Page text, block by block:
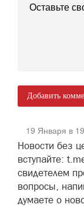
Добавить
19 Января в
Новости без
вступайте:
свидетелем
вопросы,
думаете о